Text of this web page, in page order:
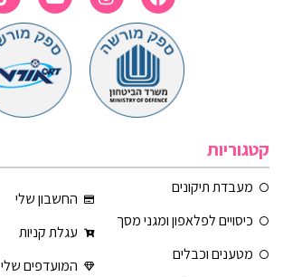
קטגוריות
מעבדת תיקונים
כיסויים לפלאפון ומגני מסך
מטענים וכבלים
החשבון שלי
עגלת קניות
המועדפים שלי